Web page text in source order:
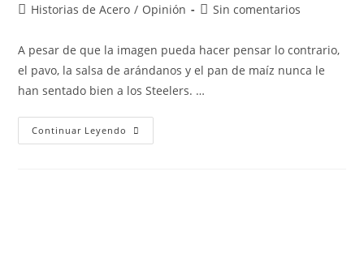
Historias de Acero / Opinión Sin comentarios
A pesar de que la imagen pueda hacer pensar lo contrario,
el pavo, la salsa de arándanos y el pan de maíz nunca le
han sentado bien a los Steelers. …
Continuar Leyendo